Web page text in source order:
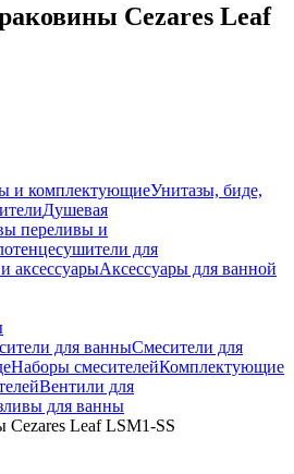
Cezares Leaf
и комплектующиеУнитазы, биде,
Душевая
переливы и
для
аксессуарыАксессуары для ванной
для ванныСмесители для
Наборы смесителейКомплектующие
Вентили для
для ванны
Cezares Leaf LSM1-SS